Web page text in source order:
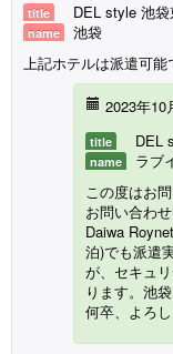
title DEL style 池
name
池袋
上記ホテルは派遣可能
2023年10
title DEL
name
ラブ
この度はお
お問い合わ
Daiwa
泊)でも派遣
が、セキュ
ります。池
何卒、よろ